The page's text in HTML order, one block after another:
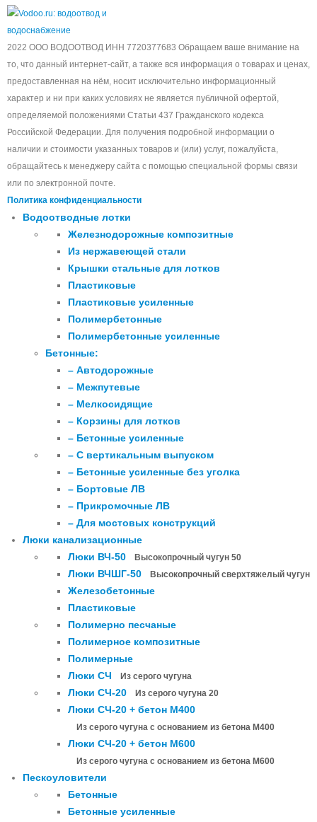
2022 ООО ВОДООТВОД ИНН 7720377683 Обращаем ваше внимание на
то, что данный интернет-сайт, а также вся информация о товарах и ценах,
предоставленная на нём, носит исключительно информационный
характер и ни при каких условиях не является публичной офертой,
определяемой положениями Статьи 437 Гражданского кодекса
Российской Федерации. Для получения подробной информации о
наличии и стоимости указанных товаров и (или) услуг, пожалуйста,
обращайтесь к менеджеру сайта с помощью специальной формы связи
или по электронной почте.
Политика конфиденциальности
Водоотводные лотки
Железнодорожные композитные
Из нержавеющей стали
Крышки стальные для лотков
Пластиковые
Пластиковые усиленные
Полимербетонные
Полимербетонные усиленные
Бетонные:
– Автодорожные
– Межпутевые
– Мелкосидящие
– Корзины для лотков
– Бетонные усиленные
– С вертикальным выпуском
– Бетонные усиленные без уголка
– Бортовые ЛВ
– Прикромочные ЛВ
– Для мостовых конструкций
Люки канализационные
Люки ВЧ-50
Высокопрочный чугун 50
Люки ВЧШГ-50 Высокопрочный сверхтяжелый чугун
Железобетонные
Пластиковые
Полимерно песчаные
Полимерное композитные
Полимерные
Люки СЧ
Из серого чугуна
Люки СЧ-20 Из серого чугуна 20
Люки СЧ-20 + бетон М400
Из серого чугуна с основанием из бетона М400
Люки СЧ-20 + бетон М600
Из серого чугуна с основанием из бетона М600
Пескоуловители
Бетонные
Бетонные усиленные